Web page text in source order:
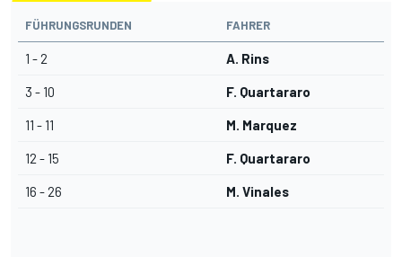
FÜHRUNGSRUNDEN FAHRER
1 - 2 A. Rins
3 - 10 F. Quartararo
11 - 11 M. Marquez
12 - 15 F. Quartararo
16 - 26 M. Vinales